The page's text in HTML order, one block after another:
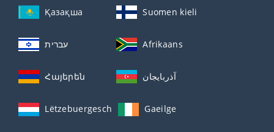
Қазақша Suomen kieli
עברית Afrikaans
Հայերեն آذربايجان
Lëtzebuergesch Gaeilge